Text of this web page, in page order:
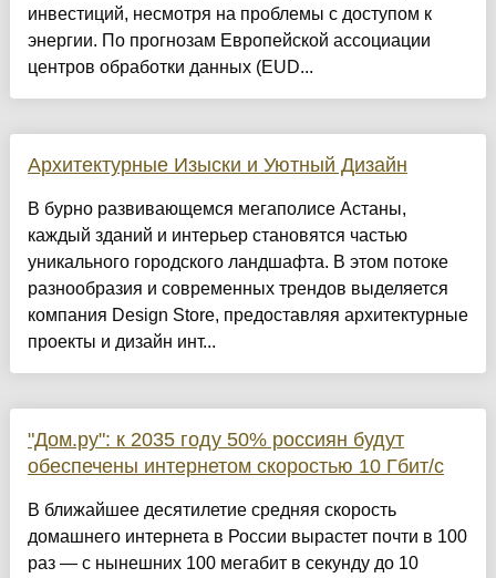
инвестиций, несмотря на проблемы с доступом к
энергии. По прогнозам Европейской ассоциации
центров обработки данных (EUD...
Архитектурные Изыски и Уютный Дизайн
​В бурно развивающемся мегаполисе Астаны,
каждый зданий и интерьер становятся частью
уникального городского ландшафта. В этом потоке
разнообразия и современных трендов выделяется
компания Design Store, предоставляя архитектурные
проекты и дизайн инт...
"Дом.ру": к 2035 году 50% россиян будут
обеспечены интернетом скоростью 10 Гбит/с
В ближайшее десятилетие средняя скорость
домашнего интернета в России вырастет почти в 100
раз — с нынешних 100 мегабит в секунду до 10